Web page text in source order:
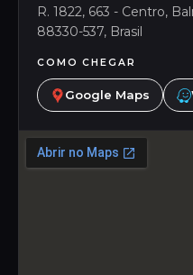
R. 1822, 663 - Centro,
88330-537, Brasil
COMO CHEGAR
Google Maps